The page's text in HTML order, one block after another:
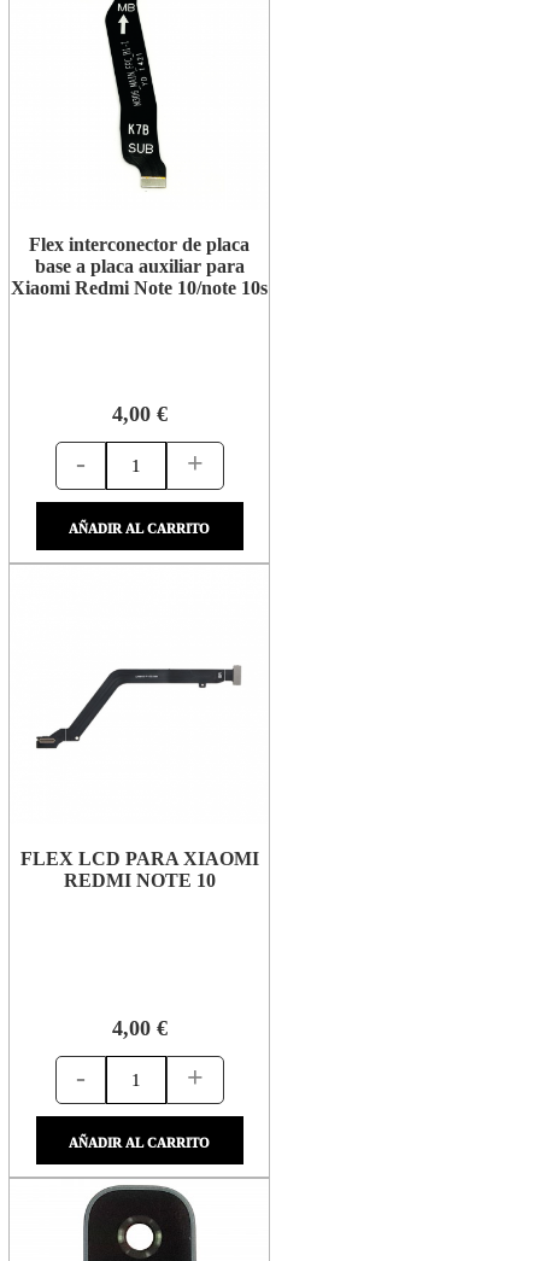
Flex interconector de placa
base a placa auxiliar para
Xiaomi Redmi Note 10/note 10s
4,00 €
- +
AÑADIR AL CARRITO
FLEX LCD PARA XIAOMI
REDMI NOTE 10
4,00 €
- +
AÑADIR AL CARRITO